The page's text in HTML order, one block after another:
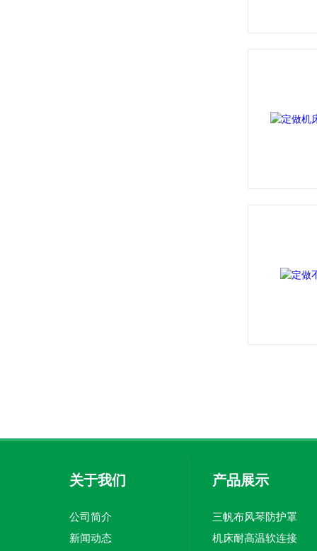
关于我们
公司简介
新闻动态
产品展示
三帆布风琴防护罩
机床耐高温软连接